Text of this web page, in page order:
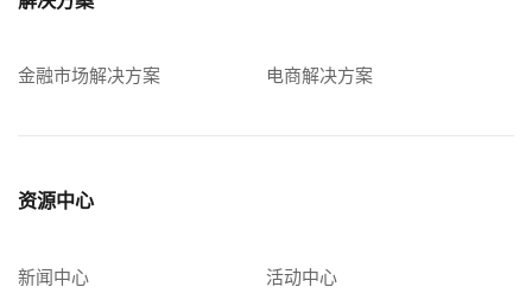
金融市场解决方案 电商解决方案
资源中心
新闻中心 活动中心